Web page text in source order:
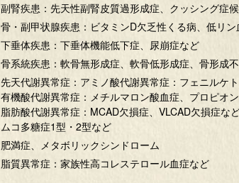
副腎疾患：先天性副腎皮質過形成症、クッシング症
骨・副甲状腺疾患：ビタミンD欠乏性くる病、低リ
下垂体疾患：下垂体機能低下症、尿崩症など
骨系統疾患：軟骨無形成症、軟骨低形成症、骨形成
先天代謝異常症：アミノ酸代謝異常症：フェニルケ
有機酸代謝異常症：メチルマロン酸血症、プロピオ
脂肪酸代謝異常症：MCAD欠損症、VLCAD欠損症な
ムコ多糖症1型・2型など
肥満症、メタボリックシンドローム
脂質異常症：家族性高コレステロール血症など